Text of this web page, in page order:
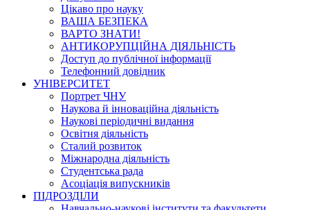
Цікаво про науку
ВАША БЕЗПЕКА
ВАРТО ЗНАТИ!
АНТИКОРУПЦІЙНА ДІЯЛЬНІСТЬ
Доступ до публічної інформації
Телефонний довідник
УНІВЕРСИТЕТ
Портрет ЧНУ
Наукова й інноваційна діяльність
Наукові періодичні видання
Освітня діяльність
Сталий розвиток
Міжнародна діяльність
Студентська рада
Асоціація випускників
ПІДРОЗДІЛИ